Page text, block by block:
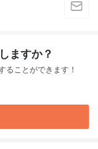
ますか？
ることができます！